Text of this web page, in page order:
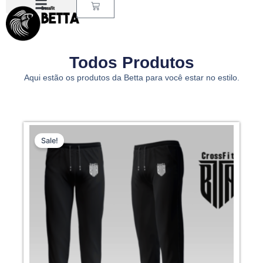
para
Carrinho
Todos Produtos
Aqui estão os produtos da Betta para você estar no estilo.
Sale!
O
original
era:
R$ 172,00.
O
R$ 157,00.
Este
produto
várias
variantes.
As
opções
podem
ser
escolhidas